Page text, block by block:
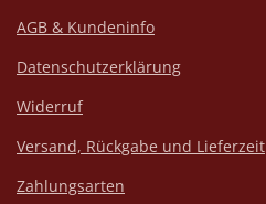
AGB & Kundeninfo
Datenschutzerklärung
Widerruf
Versand, Rückgabe und Lieferzeit
Zahlungsarten